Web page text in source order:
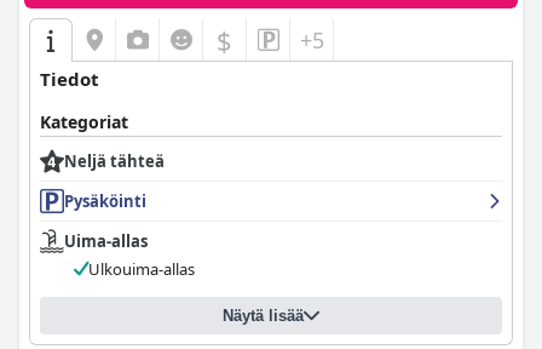
$ +5
Tiedot
Kategoriat
Neljä tähteä
Pysäköinti
Uima-allas
Ulkouima-allas
Näytä lisää